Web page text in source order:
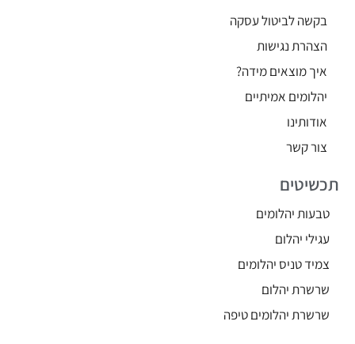
בקשה לביטול עסקה
הצהרת נגישות
איך מוצאים מידה?
יהלומים אמיתיים
אודותינו
צור קשר
תכשיטים
טבעות יהלומים
עגילי יהלום
צמיד טניס יהלומים
שרשרת יהלום
שרשרת יהלומים טיפה